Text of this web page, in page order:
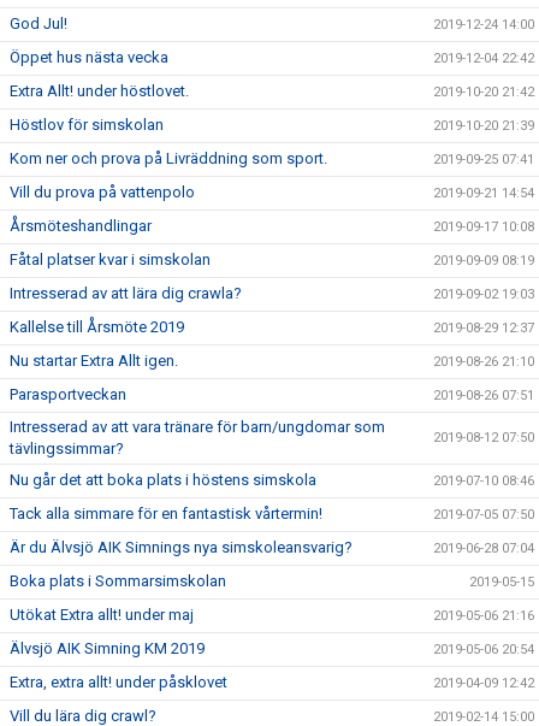
God Jul! 2019-12-24 14:00
Öppet hus nästa vecka 2019-12-04 22:42
Extra Allt! under höstlovet. 2019-10-20 21:42
Höstlov för simskolan 2019-10-20 21:39
Kom ner och prova på Livräddning som sport. 2019-09-25 07:41
Vill du prova på vattenpolo 2019-09-21 14:54
Årsmöteshandlingar 2019-09-17 10:08
Fåtal platser kvar i simskolan 2019-09-09 08:19
Intresserad av att lära dig crawla? 2019-09-02 19:03
Kallelse till Årsmöte 2019 2019-08-29 12:37
Nu startar Extra Allt igen. 2019-08-26 21:10
Parasportveckan 2019-08-26 07:51
Intresserad av att vara tränare för barn/ungdomar som
tävlingssimmar?
2019-08-12 07:50
Nu går det att boka plats i höstens simskola 2019-07-10 08:46
Tack alla simmare för en fantastisk vårtermin! 2019-07-05 07:50
Är du Älvsjö AIK Simnings nya simskoleansvarig? 2019-06-28 07:04
Boka plats i Sommarsimskolan 2019-05-15
Utökat Extra allt! under maj 2019-05-06 21:16
Älvsjö AIK Simning KM 2019 2019-05-06 20:54
Extra, extra allt! under påsklovet 2019-04-09 12:42
Vill du lära dig crawl? 2019-02-14 15:00